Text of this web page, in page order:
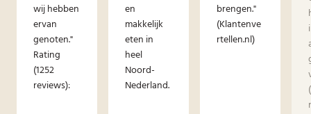
wij hebben
ervan
genoten."
Rating
(1252
reviews):
en
makkelijk
eten in
heel
Noord-
Nederland.
brengen."
(Klantenve
rtellen.nl)